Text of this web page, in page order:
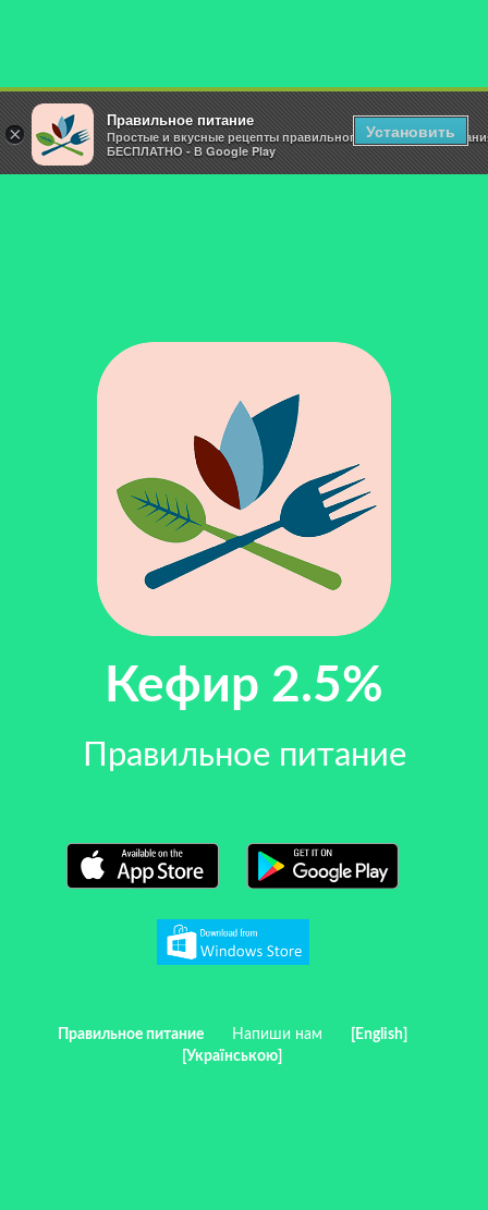
Кефир 2.5%
Правильное питание
Правильное питание Напиши нам
[English]
[Українською]
×
Правильное питание
Простые и вкусные рецепты правильного и здорового
БЕСПЛАТНО - В Google Play
Установить